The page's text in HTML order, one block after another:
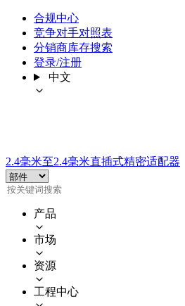
合规中心
竞争对手对照表
分销商库存搜索
登录/注册
中文
2.4毫米至2.4毫米直插式精密适配器
产品
市场
资源
工程中心